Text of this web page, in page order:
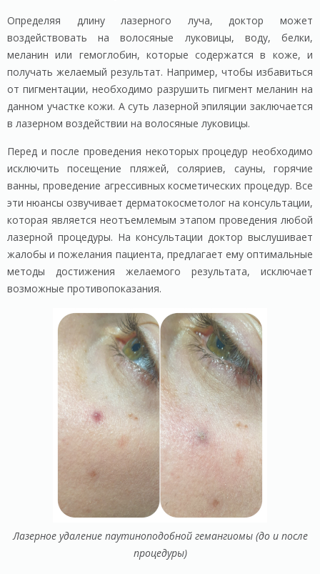
Определяя длину лазерного луча, доктор может
воздействовать на волосяные луковицы, воду, белки,
меланин или гемоглобин, которые содержатся в коже, и
получать желаемый результат. Например, чтобы избавиться
от пигментации, необходимо разрушить пигмент меланин на
данном участке кожи. А суть лазерной эпиляции заключается
в лазерном воздействии на волосяные луковицы.
Перед и после проведения некоторых процедур необходимо
исключить посещение пляжей, соляриев, сауны, горячие
ванны, проведение агрессивных косметических процедур. Все
эти нюансы озвучивает дерматокосметолог на консультации,
которая является неотъемлемым этапом проведения любой
лазерной процедуры. На консультации доктор выслушивает
жалобы и пожелания пациента, предлагает ему оптимальные
методы достижения желаемого результата, исключает
возможные противопоказания.
Лазерное удаление паутиноподобной гемангиомы (до и после
процедуры)